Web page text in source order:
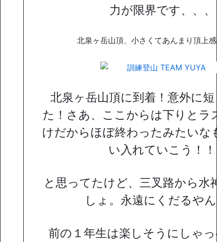
力が限界です、、、
北泉ヶ岳山頂、小さくてあんまり頂上
北泉ヶ岳山頂に到着！意外に
た！さあ、ここからは下りとラ
けだからほぼ終わったみたいな
い入れていこう！！
と思ってたけど、三叉路から水
しょ。永遠にくだるや
前の１年生は楽しそうにしゃ